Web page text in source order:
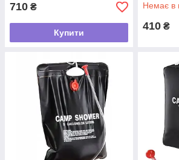
710 ₴
Купити
Немає в
410 ₴